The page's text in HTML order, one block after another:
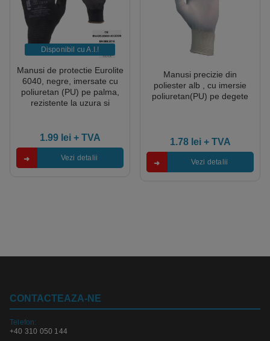
Disponibil cu A.I.​!
Manusi de protectie Eurolite
6040, negre, imersate cu
poliuretan (PU) pe palma,
rezistente la uzura si
manipular si macanica
1.99 lei+ TVA
Vezi detalii
Manusi precizie din
poliester alb , cu imersie
poliuretan(PU) pe degete
1.78 lei+ TVA
Vezi detalii
CONTACTEAZA-NE
Telefon:
+40 310 050 144